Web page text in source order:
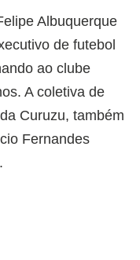
Albuquerque
de futebol
ao clube
A coletiva de
Curuzu, também
Fernandes